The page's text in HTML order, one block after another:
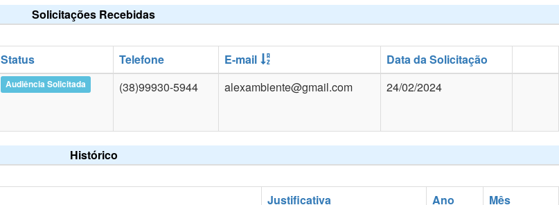
Solicitações Recebidas
Status Telefone E-mail
Data da Solicitação
Audiência Solicitada (38)99930-5944 alexambiente@gmail.com 24/02/2024
Histórico
Justificativa Ano Mês